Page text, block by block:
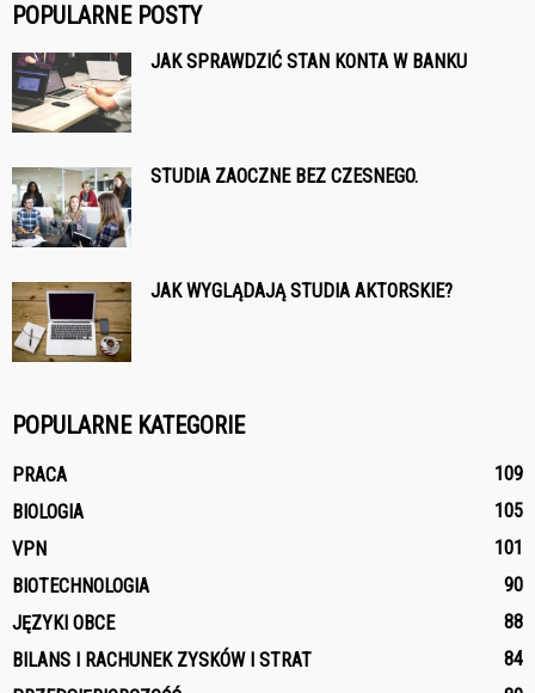
POPULARNE POSTY
JAK SPRAWDZIĆ STAN KONTA W BANKU
STUDIA ZAOCZNE BEZ CZESNEGO.
JAK WYGLĄDAJĄ STUDIA AKTORSKIE?
POPULARNE KATEGORIE
PRACA
109
BIOLOGIA
105
VPN
101
BIOTECHNOLOGIA
90
JĘZYKI OBCE
88
BILANS I RACHUNEK ZYSKÓW I STRAT
84